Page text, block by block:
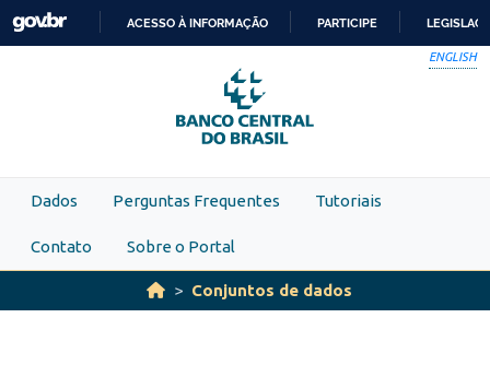
Skip to main content
PARA
O
CONTEÚDO
ACESSO À INFORMAÇÃO PARTICIPE
ENGLISH
Dados Perguntas Frequentes Tutoriais
Contato Sobre o Portal
Conjuntos de dados